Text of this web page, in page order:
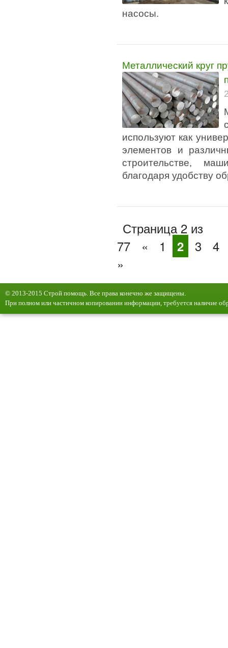
насосы.
Металлический круг
используют как
элементов и
строительстве,
благодаря удобству
Страница 2 из
77
« 1 2 3
4
»
© 2013-2015 Строй помощь. Все права конечно же защищены.
При полном или частичном копировании информации, требуется наличие